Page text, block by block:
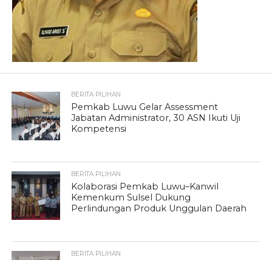
BERITA PILIHAN
Pemkab Luwu Gelar Assessment
Jabatan Administrator, 30 ASN Ikuti Uji
Kompetensi
BERITA PILIHAN
Kolaborasi Pemkab Luwu–Kanwil
Kemenkum Sulsel Dukung
Perlindungan Produk Unggulan Daerah
BERITA PILIHAN